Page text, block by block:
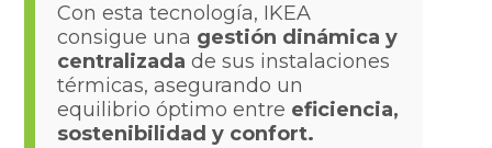
Con esta tecnología, IKEA
consigue una gestión dinámica y
centralizada de sus instalaciones
térmicas, asegurando un
equilibrio óptimo entre eficiencia,
sostenibilidad y confort.